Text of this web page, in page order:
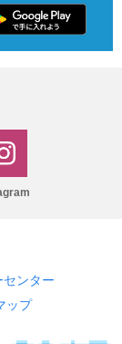
センター
ップ